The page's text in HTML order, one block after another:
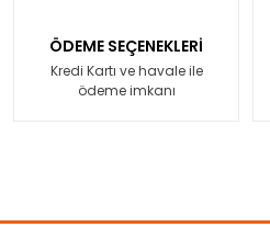
ÖDEME SEÇENEKLERİ
Kredi Kartı ve havale ile
ödeme imkanı